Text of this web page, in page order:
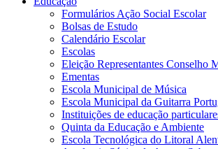
Formulários Ação Social Escolar
Bolsas de Estudo
Calendário Escolar
Escolas
Eleição Representantes Conselho
Ementas
Escola Municipal de Música
Escola Municipal da Guitarra
Instituições de educação
Quinta da Educação e Ambiente
Escola Tecnológica do Litoral